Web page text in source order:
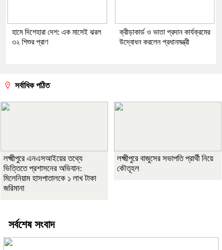
হামে দিশেহারা দেশ: এক মাসেই ঝরল
৩২ শিশুর প্রাণ
ক্রীড়াকার্ড ও ভাতা প্রদান কার্যক্রমের
উদ্বোধন করলেন প্রধানমন্ত্রী
সর্বাধিক পঠিত
লক্ষ্মীপুরে এনএসআইয়ের তথ্যে
ভিত্তিতে প্রশাসনের অভিযান:
মিলেনিয়াম হাসপাতালকে ১ লাখ টাকা
জরিমানা
লক্ষ্মীপুরে বাজুসের সভাপতি প্রার্থী নিয়ে
কৌতূহল
সর্বশেষ সংবাদ